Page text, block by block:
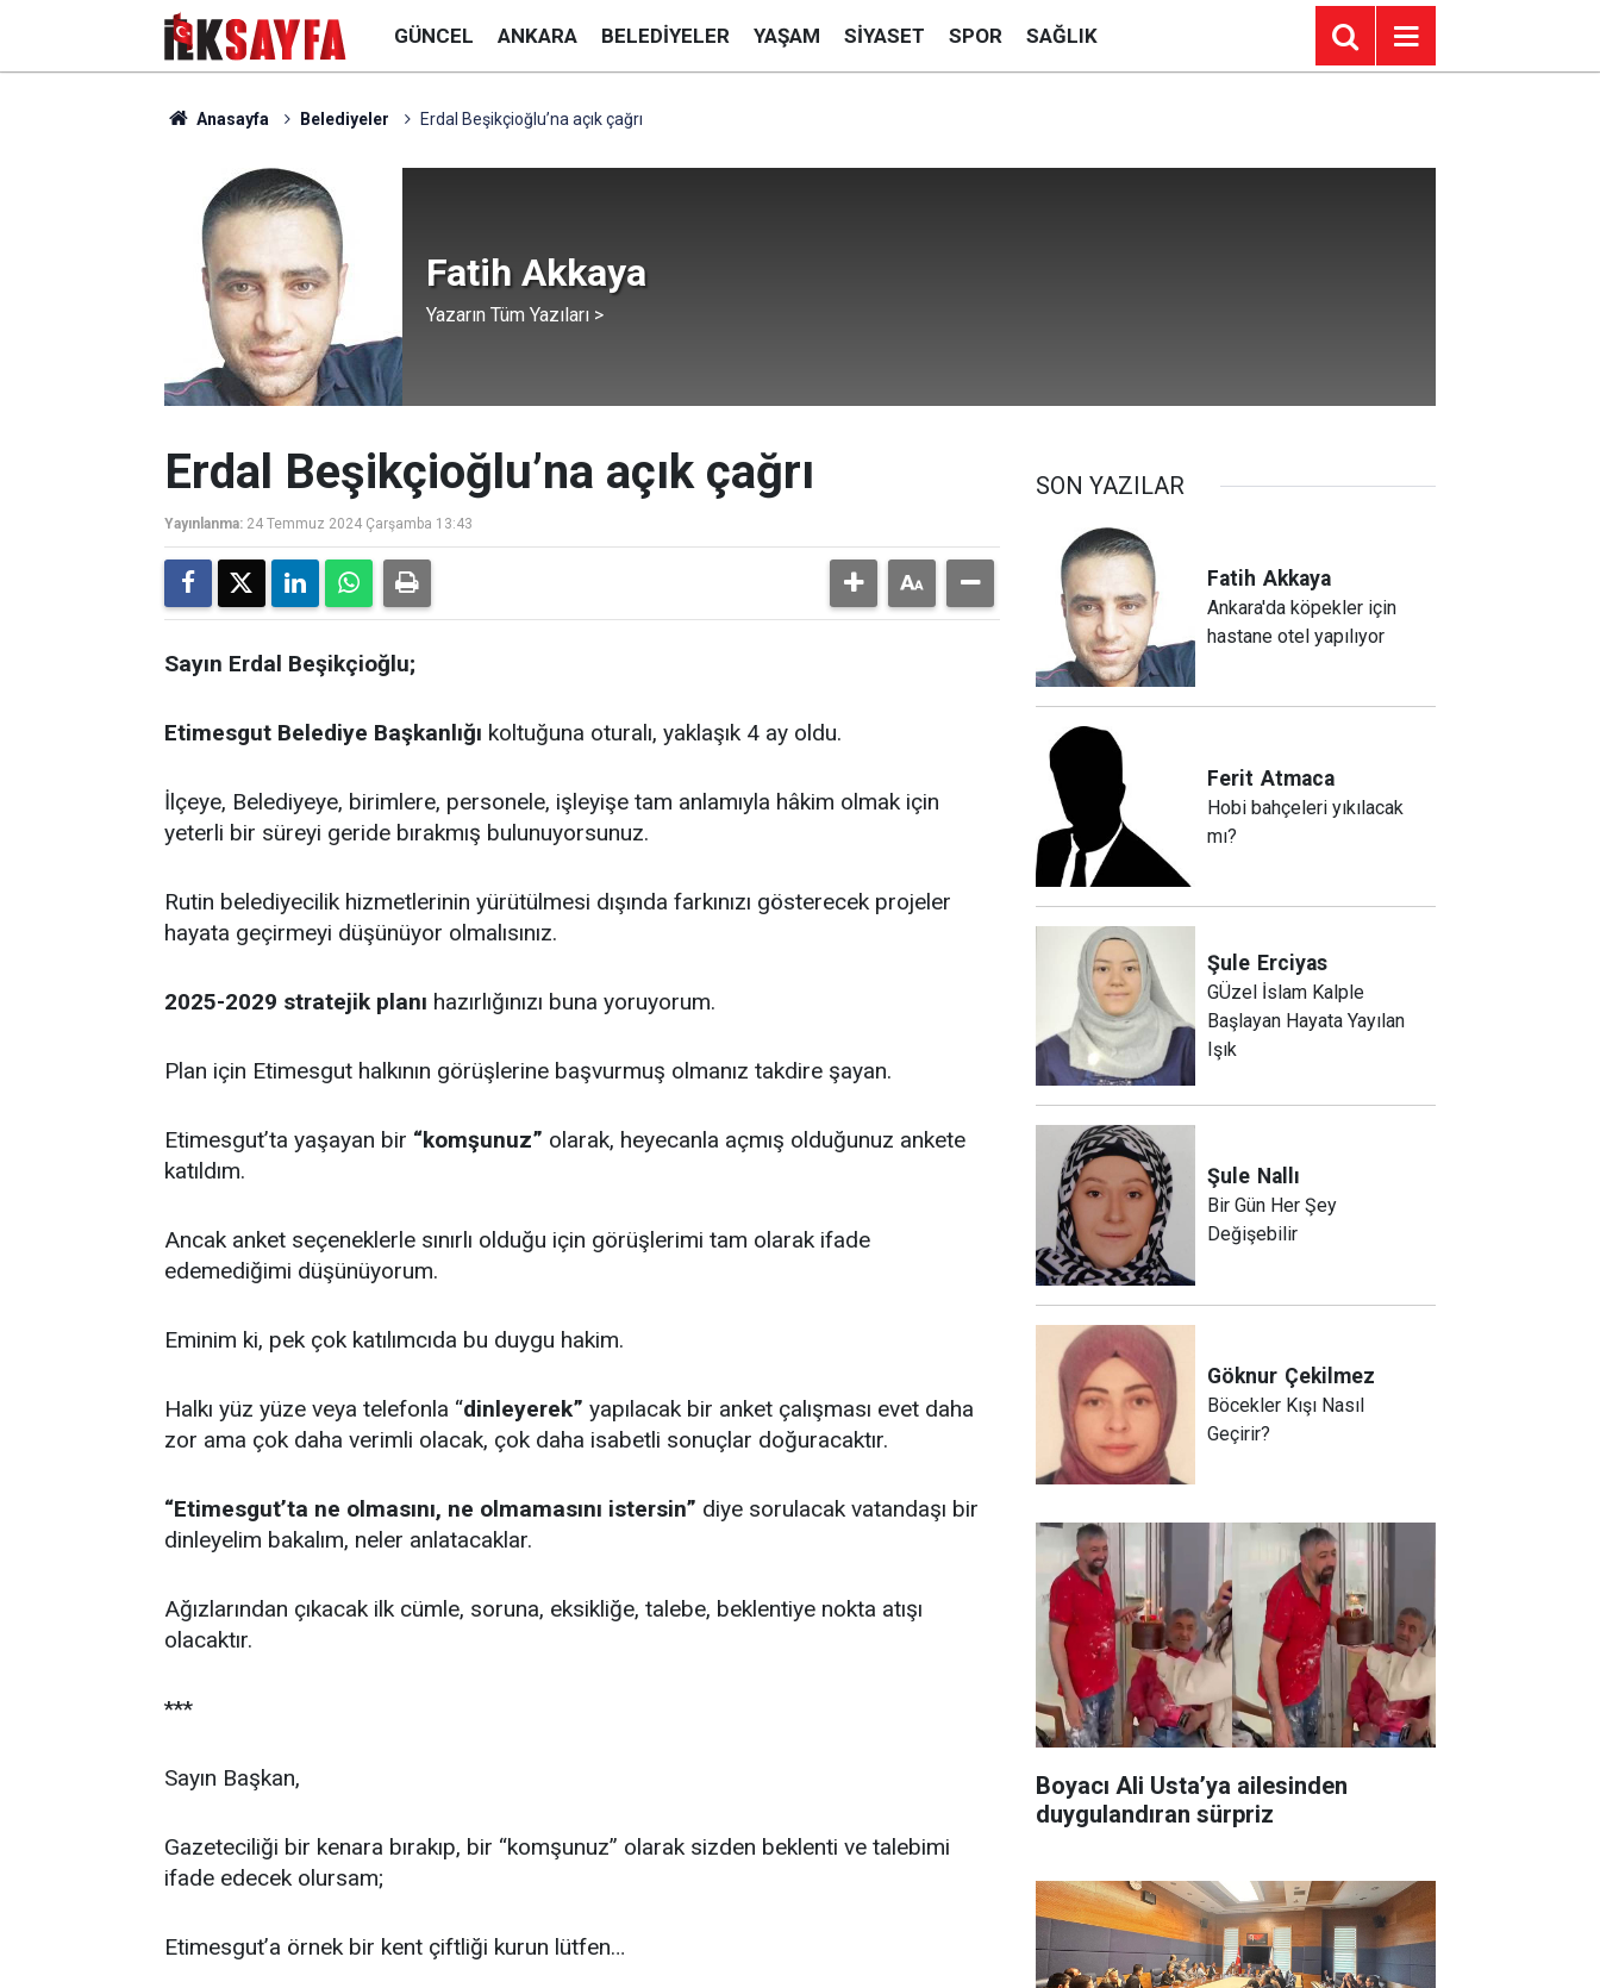
GÜNCEL ANKARA BELEDIYELER YAŞAM SIYASET SPOR SAĞLIK
Anasayfa Belediyeler Erdal Beşikçioğlu’na açık çağrı
Fatih Akkaya
Yazarın Tüm Yazıları >
Erdal Beşikçioğlu’na açık çağrı
Yayınlanma: 24 Temmuz 2024 Çarşamba 13:43
Sayın Erdal Beşikçioğlu;
Etimesgut Belediye Başkanlığı koltuğuna oturalı, yaklaşık 4 ay oldu.
İlçeye, Belediyeye, birimlere, personele, işleyişe tam anlamıyla hâkim olmak için
yeterli bir süreyi geride bırakmış bulunuyorsunuz.
Rutin belediyecilik hizmetlerinin yürütülmesi dışında farkınızı gösterecek projeler
hayata geçirmeyi düşünüyor olmalısınız.
2025-2029 stratejik planı hazırlığınızı buna yoruyorum.
Plan için Etimesgut halkının görüşlerine başvurmuş olmanız takdire şayan.
Etimesgut’ta yaşayan bir “komşunuz” olarak, heyecanla açmış olduğunuz ankete
katıldım.
Ancak anket seçeneklerle sınırlı olduğu için görüşlerimi tam olarak ifade
edemediğimi düşünüyorum.
Eminim ki, pek çok katılımcıda bu duygu hakim.
Halkı yüz yüze veya telefonla “dinleyerek” yapılacak bir anket çalışması evet daha
zor ama çok daha verimli olacak, çok daha isabetli sonuçlar doğuracaktır.
“Etimesgut’ta ne olmasını, ne olmamasını istersin” diye sorulacak vatandaşı bir
dinleyelim bakalım, neler anlatacaklar.
Ağızlarından çıkacak ilk cümle, soruna, eksikliğe, talebe, beklentiye nokta atışı
olacaktır.
***
Sayın Başkan,
Gazeteciliği bir kenara bırakıp, bir “komşunuz” olarak sizden beklenti ve talebimi
ifade edecek olursam;
Etimesgut’a örnek bir kent çiftliği kurun lütfen…
SON YAZILAR
Fatih Akkaya
Ankara'da köpekler için
hastane otel yapılıyor
Ferit Atmaca
Hobi bahçeleri yıkılacak
mı?
Şule Erciyas
GÜzel İslam Kalple
Başlayan Hayata Yayılan
Işık
Şule Nallı
Bir Gün Her Şey
Değişebilir
Göknur Çekilmez
Böcekler Kışı Nasıl
Geçirir?
Boyacı Ali Usta’ya ailesinden
duygulandıran sürpriz